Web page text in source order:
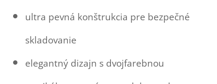
ultra pevná konštrukcia pre bezpečné
skladovanie
elegantný dizajn s dvojfarebnou